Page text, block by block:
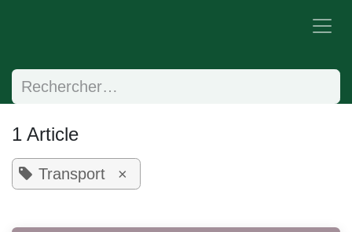
1 Article
Transport ×